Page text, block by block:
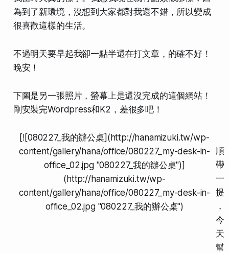
為到了新環境，沒想到大家都對我還不錯，所以變成
很喜歡這樣的生活。
不過明天要早起我卻一點半還在打文章，的確不好！
晚安！
下圖是另一張照片，螢幕上是還沒完成的這個網站！
剛安裝完Wordpress和K2，差很多吧！
[![080227_我的辦公桌](http://hanamizuki.tw/wp-
content/gallery/hana/office/080227_my-desk-in-
office_02.jpg "080227_我的辦公桌")]
(http://hanamizuki.tw/wp-
content/gallery/hana/office/080227_my-desk-in-
office_02.jpg "080227_我的辦公桌")
順
帶
一
提
，
今
天
幫